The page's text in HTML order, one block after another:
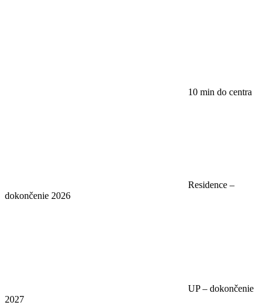
10 min do centra
Residence –
dokončenie 2026
UP – dokončenie
2027